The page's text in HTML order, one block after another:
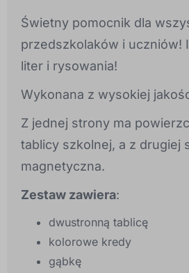
Świetny pomocnik dla
przedszkolaków i uczniów!
liter i rysowania!
Wykonana z wysokiej
Z jednej strony ma
tablicy szkolnej, a z drugiej
magnetyczna.
Zestaw zawiera:
dwustronną tablicę
kolorowe kredy
gąbkę